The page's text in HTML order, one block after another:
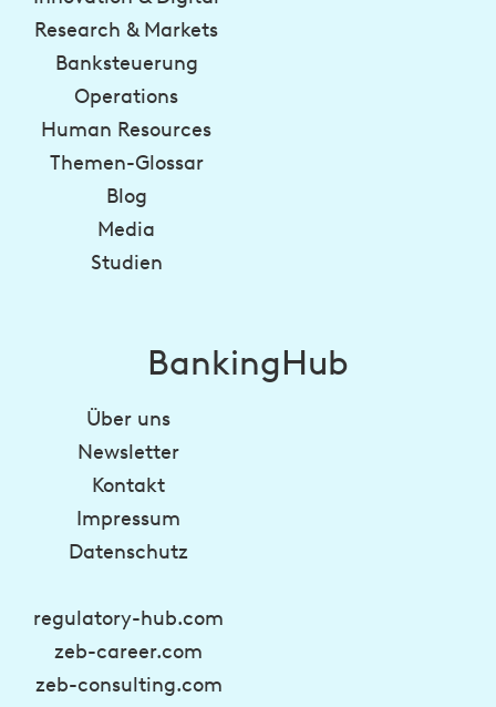
Research & Markets
Banksteuerung
Operations
Human Resources
Themen-Glossar
Blog
Media
Studien
BankingHub
Über uns
Newsletter
Kontakt
Impressum
Datenschutz
regulatory-hub.com
zeb-career.com
zeb-consulting.com